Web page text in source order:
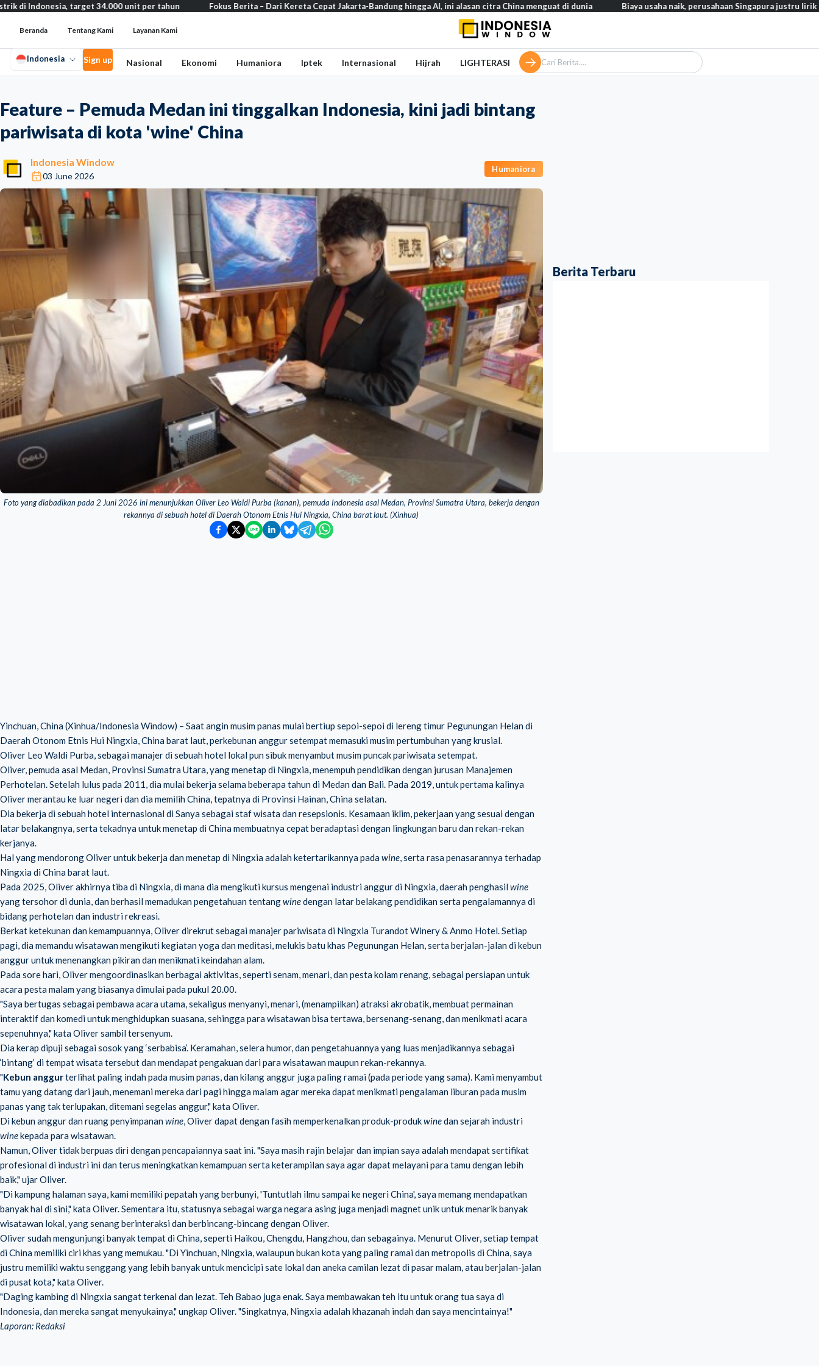
Feature – Pemuda Medan ini tinggalkan Indonesia, kini jadi bintang
pariwisata di kota 'wine' China
Indonesia Window
03 June 2026
Humaniora
Foto yang diabadikan pada 2 Juni 2026 ini menunjukkan Oliver Leo Waldi Purba (kanan), pemuda Indonesia asal Medan, Provinsi Sumatra Utara, bekerja dengan
rekannya di sebuah hotel di Daerah Otonom Etnis Hui Ningxia, China barat laut. (Xinhua)
Yinchuan, China (Xinhua/Indonesia Window) – Saat angin musim panas mulai bertiup sepoi-sepoi di lereng timur Pegunungan Helan di
Daerah Otonom Etnis Hui Ningxia, China barat laut, perkebunan anggur setempat memasuki musim pertumbuhan yang krusial.
Oliver Leo Waldi Purba, sebagai manajer di sebuah hotel lokal pun sibuk menyambut musim puncak pariwisata setempat.
Oliver, pemuda asal Medan, Provinsi Sumatra Utara, yang menetap di Ningxia, menempuh pendidikan dengan jurusan Manajemen
Perhotelan. Setelah lulus pada 2011, dia mulai bekerja selama beberapa tahun di Medan dan Bali. Pada 2019, untuk pertama kalinya
Oliver merantau ke luar negeri dan dia memilih China, tepatnya di Provinsi Hainan, China selatan.
Dia bekerja di sebuah hotel internasional di Sanya sebagai staf wisata dan resepsionis. Kesamaan iklim, pekerjaan yang sesuai dengan
latar belakangnya, serta tekadnya untuk menetap di China membuatnya cepat beradaptasi dengan lingkungan baru dan rekan-rekan
kerjanya.
Hal yang mendorong Oliver untuk bekerja dan menetap di Ningxia adalah ketertarikannya padawine, serta rasa penasarannya terhadap
Ningxia di China barat laut.
Pada 2025, Oliver akhirnya tiba di Ningxia, di mana dia mengikuti kursus mengenai industri anggur di Ningxia, daerah penghasilwine
yang tersohor di dunia, dan berhasil memadukan pengetahuan tentangwinedengan latar belakang pendidikan serta pengalamannya di
bidang perhotelan dan industri rekreasi.
Berkat ketekunan dan kemampuannya, Oliver direkrut sebagai manajer pariwisata di Ningxia Turandot Winery & Anmo Hotel. Setiap
pagi, dia memandu wisatawan mengikuti kegiatan yoga dan meditasi, melukis batu khas Pegunungan Helan, serta berjalan-jalan di kebun
anggur untuk menenangkan pikiran dan menikmati keindahan alam.
Pada sore hari, Oliver mengoordinasikan berbagai aktivitas, seperti senam, menari, dan pesta kolam renang, sebagai persiapan untuk
acara pesta malam yang biasanya dimulai pada pukul 20.00.
"Saya bertugas sebagai pembawa acara utama, sekaligus menyanyi, menari, (menampilkan) atraksi akrobatik, membuat permainan
interaktif dan komedi untuk menghidupkan suasana, sehingga para wisatawan bisa tertawa, bersenang-senang, dan menikmati acara
sepenuhnya," kata Oliver sambil tersenyum.
Dia kerap dipuji sebagai sosok yang ‘serbabisa’. Keramahan, selera humor, dan pengetahuannya yang luas menjadikannya sebagai
‘bintang’ di tempat wisata tersebut dan mendapat pengakuan dari para wisatawan maupun rekan-rekannya.
"Kebun anggurterlihat paling indah pada musim panas, dan kilang anggur juga paling ramai (pada periode yang sama). Kami menyambut
tamu yang datang dari jauh, menemani mereka dari pagi hingga malam agar mereka dapat menikmati pengalaman liburan pada musim
panas yang tak terlupakan, ditemani segelas anggur," kata Oliver.
Di kebun anggur dan ruang penyimpananwine, Oliver dapat dengan fasih memperkenalkan produk-produkwinedan sejarah industri
winekepada para wisatawan.
Namun, Oliver tidak berpuas diri dengan pencapaiannya saat ini. "Saya masih rajin belajar dan impian saya adalah mendapat sertifikat
profesional di industri ini dan terus meningkatkan kemampuan serta keterampilan saya agar dapat melayani para tamu dengan lebih
baik," ujar Oliver.
"Di kampung halaman saya, kami memiliki pepatah yang berbunyi, 'Tuntutlah ilmu sampai ke negeri China', saya memang mendapatkan
banyak hal di sini," kata Oliver. Sementara itu, statusnya sebagai warga negara asing juga menjadi magnet unik untuk menarik banyak
wisatawan lokal, yang senang berinteraksi dan berbincang-bincang dengan Oliver.
Oliver sudah mengunjungi banyak tempat di China, seperti Haikou, Chengdu, Hangzhou, dan sebagainya. Menurut Oliver, setiap tempat
di China memiliki ciri khas yang memukau. "Di Yinchuan, Ningxia, walaupun bukan kota yang paling ramai dan metropolis di China, saya
justru memiliki waktu senggang yang lebih banyak untuk mencicipi sate lokal dan aneka camilan lezat di pasar malam, atau berjalan-jalan
di pusat kota," kata Oliver.
"Daging kambing di Ningxia sangat terkenal dan lezat. Teh Babao juga enak. Saya membawakan teh itu untuk orang tua saya di
Indonesia, dan mereka sangat menyukainya," ungkap Oliver. "Singkatnya, Ningxia adalah khazanah indah dan saya mencintainya!"
Laporan: Redaksi
Berita Terbaru
target 34.000 unit per tahun Fokus Berita – Dari Kereta Cepat Jakarta-Bandung hingga AI, ini alasan citra China menguat di dunia Biaya usaha naik, perusahaan Singapura justru lirik
Beranda Tentang Kami Layanan Kami
Indonesia Sign up Nasional Ekonomi Humaniora Iptek Internasional Hijrah LIGHTERASI